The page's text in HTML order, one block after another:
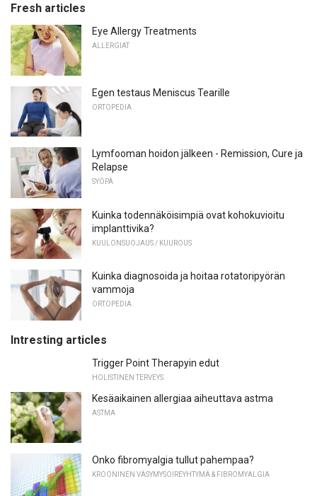
Fresh articles
Eye Allergy Treatments
ALLERGIAT
Egen testaus Meniscus Tearille
ORTOPEDIA
Lymfooman hoidon jälkeen - Remission, Cure ja
Relapse
SYÖPÄ
Kuinka todennäköisimpiä ovat kohokuvioitu
implanttivika?
KUULONSUOJAUS / KUUROUS
Kuinka diagnosoida ja hoitaa rotatoripyörän
vammoja
ORTOPEDIA
Intresting articles
Trigger Point Therapyin edut
HOLISTINEN TERVEYS
Kesäaikainen allergiaa aiheuttava astma
ASTMA
Onko fibromyalgia tullut pahempaa?
KROONINEN VÄSYMYSOIREYHTYMÄ & FIBROMYALGIA